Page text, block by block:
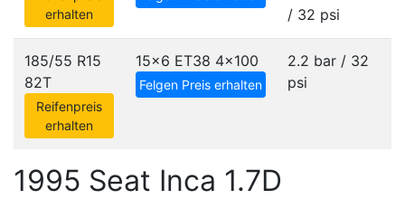
erhalten
/ 32 psi
185/55 R15
82T
Reifenpreis
erhalten
15x6 ET38 4x100
Felgen Preis erhalten
2.2 bar / 32
psi
1995 Seat Inca 1.7D